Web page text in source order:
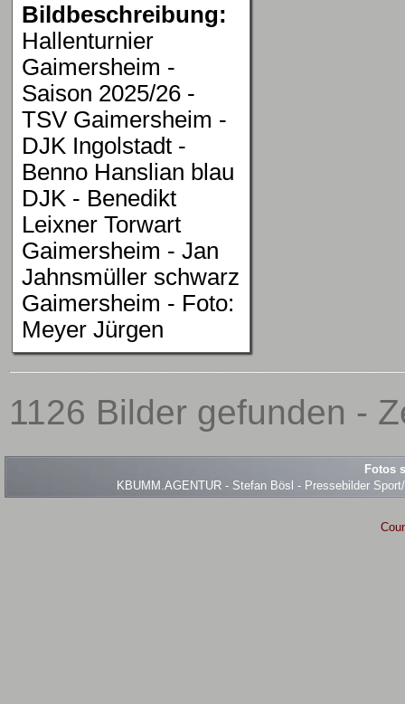
Bildbeschreibung:
Hallenturnier
Gaimersheim -
Saison 2025/26 -
TSV Gaimersheim -
DJK Ingolstadt -
Benno Hanslian blau
DJK - Benedikt
Leixner Torwart
Gaimersheim - Jan
Jahnsmüller schwarz
Gaimersheim - Foto:
Meyer Jürgen
1126 Bilder gefunden -
Fotos
KBUMM.AGENTUR - Stefan Bösl - Pressebilder